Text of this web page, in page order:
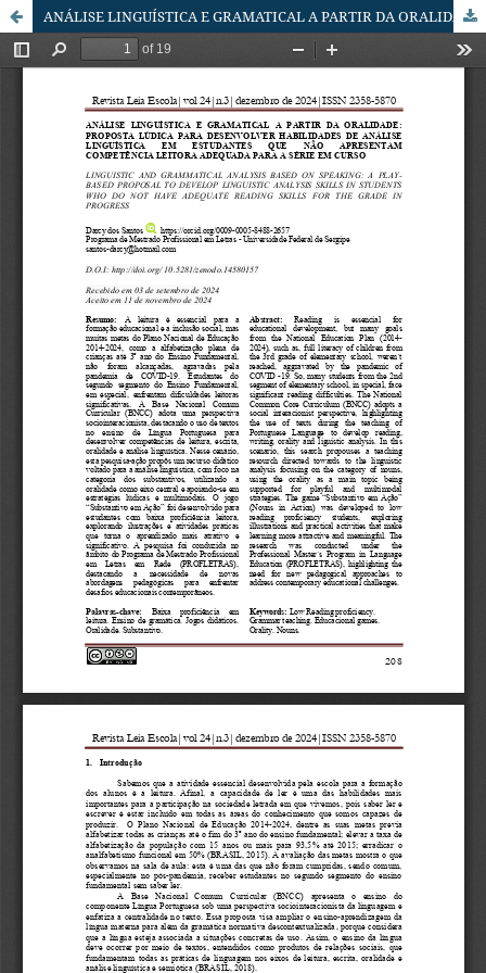
ANÁLISE LINGUÍSTICA E GRAMATICAL A PARTIR DA ORALIDADE: PROPOSTA LÚDICA PARA DESENVOLVER HABILIDADES DE ANÁLISE LINGUÍSTICA EM ESTUDANTES QUE NÃO APRESENTAM COMPETÊNCIA LEITORA ADEQUADA PARA A SÉRIE EM CURSO